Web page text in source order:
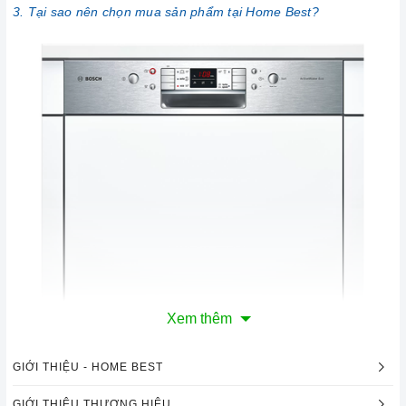
3. Tại sao nên chọn mua sản phẩm tại Home Best?
Xem thêm
GIỚI THIỆU - HOME BEST